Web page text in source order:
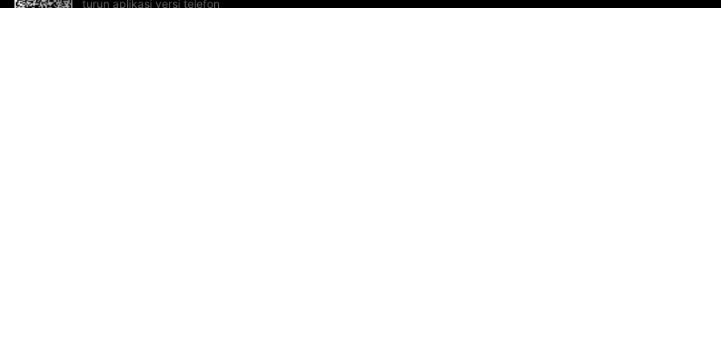
turun aplikasi versi telefon